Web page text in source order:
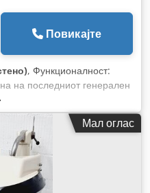
Повикајте
, Функционалност:
на последниот генерален
V
1.500 кг, влезна
осигурач: 16 A, Мал оглас